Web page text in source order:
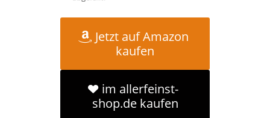
Jetzt auf Amazon
kaufen
im allerfeinst-
shop.de kaufen